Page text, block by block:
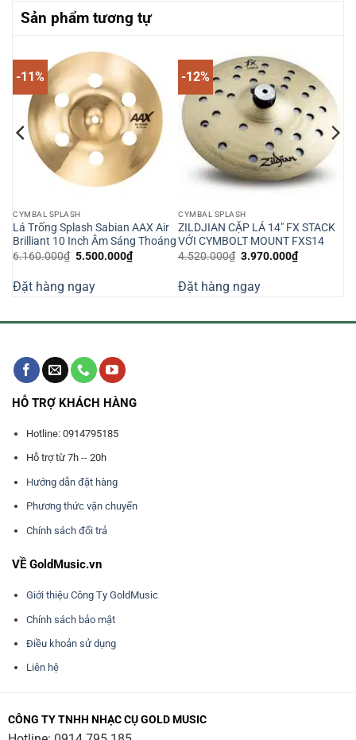
Sản phẩm tương tự
-11%
CYMBAL SPLASH
Lá Trống Splash Sabian AAX Air
Brilliant 10 Inch Âm Sáng Thoáng
6.160.000₫ Giá
6.160.000₫.
5.500.000₫Giá
hiện
5.500.000₫.
Đặt hàng ngay
-12%
CYMBAL SPLASH
ZILDJIAN CẶP LÁ 14″ FX STACK
VỚI CYMBOLT MOUNT FXS14
4.520.000₫ Giá
4.520.000₫.
3.970.000₫Giá
hiện
Đặt hàng ngay
HỖ TRỢ KHÁCH HÀNG
Hotline: 0914795185
Hỗ trợ từ 7h -- 20h
Hướng dẫn đặt hàng
Phương thức vận chuyển
Chính sách đổi trả
VỀ GoldMusic.vn
Giới thiệu Công Ty GoldMusic
Chính sách bảo mật
Điều khoản sử dụng
Liên hệ
CÔNG TY TNHH NHẠC CỤ GOLD MUSIC